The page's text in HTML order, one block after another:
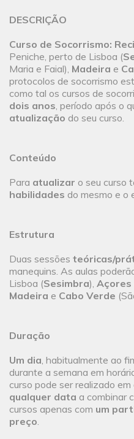
DESCRIÇÃO
Curso de Socorrismo:
Peniche, perto de Lisboa (
Maria e Faial), Madeira e
protocolos de socorrismo
como tal os cursos de
dois anos, período após o
atualização do seu curso.
Conteúdo
Para atualizar o seu curso
habilidades do mesmo e o
Estrutura
Duas sessões teóricas/
manequins. As aulas
Lisboa (Sesimbra), Açores
Madeira e Cabo Verde
Duração
Um dia, habitualmente ao
durante a semana em
curso pode ser realizado
qualquer data a combinar
cursos apenas com um
preço.